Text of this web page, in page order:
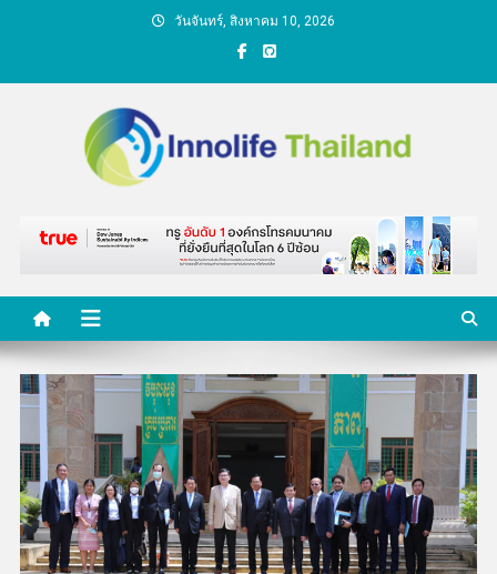
วันจันทร์, สิงหาคม 10, 2026
คนกับความคิด ชีวิตกับ
นวัตกรรม